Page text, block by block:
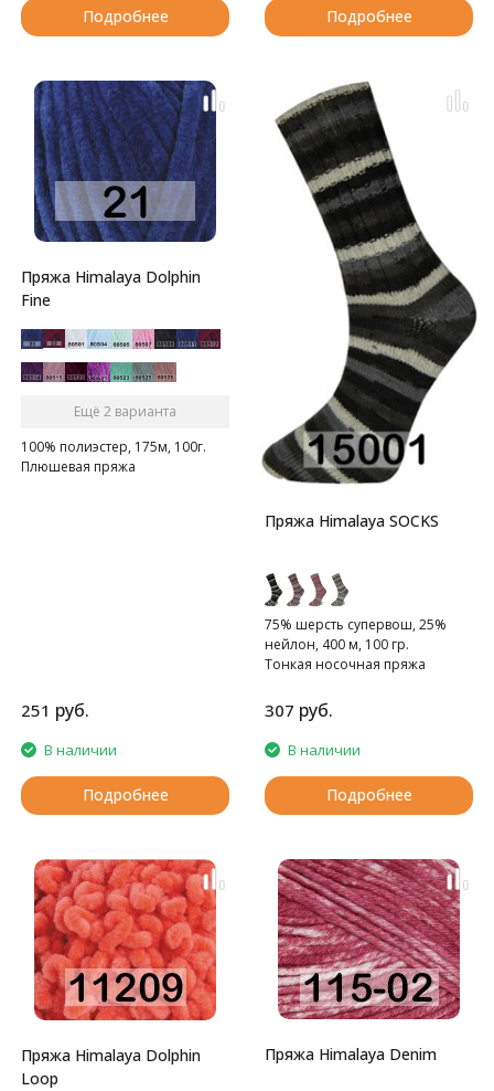
Подробнее Подробнее
Пряжа Himalaya Dolphin
Fine
Ещё 2 варианта
100% полиэстер, 175м, 100г.
Плюшевая пряжа
251 руб.
В наличии
Подробнее
Пряжа Himalaya SOCKS
75% шерсть cупервош, 25%
нейлон, 400 м, 100 гр.
Тонкая носочная пряжа
307 руб.
В наличии
Подробнее
Пряжа Himalaya Dolphin
Loop
Пряжа Himalaya Denim